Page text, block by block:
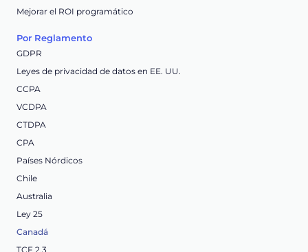
Mejorar el ROI programático
Por Reglamento
GDPR
Leyes de privacidad de datos en EE. UU.
CCPA
VCDPA
CTDPA
CPA
Países Nórdicos
Chile
Australia
Ley 25
Canadá
TCF 2.3